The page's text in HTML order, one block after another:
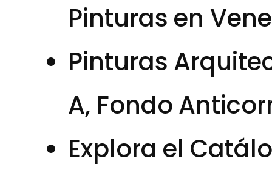
Pinturas en
Pinturas
A, Fondo
Explora el